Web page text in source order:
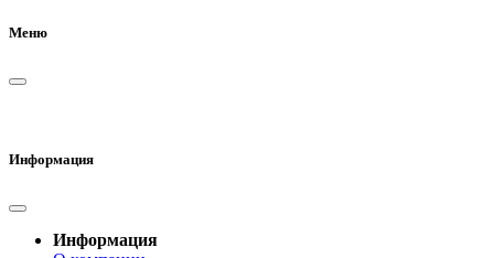
Меню
Информация
Информация